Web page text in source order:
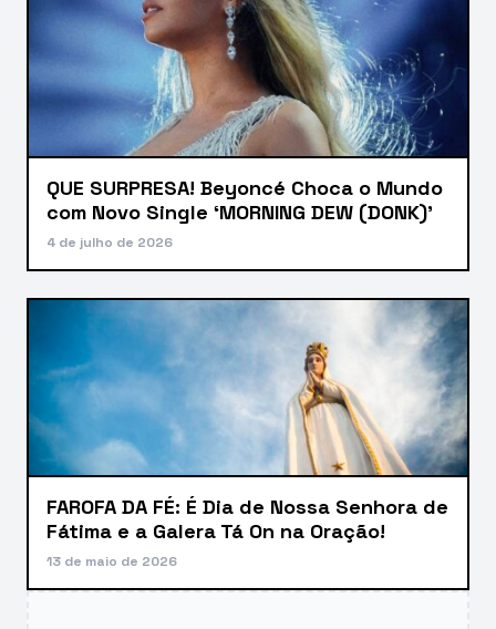
QUE SURPRESA! Beyoncé Choca o Mundo
com Novo Single ‘MORNING DEW (DONK)’
4 de julho de 2026
FAROFA DA FÉ: É Dia de Nossa Senhora de
Fátima e a Galera Tá On na Oração!
13 de maio de 2026